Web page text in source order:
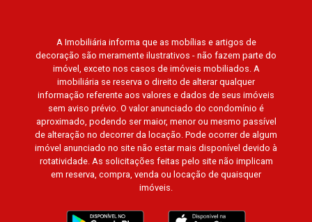
A Imobiliária informa que as mobílias e artigos de
decoração são meramente ilustrativos - não fazem parte do
imóvel, exceto nos casos de imóveis mobiliados. A
imobiliária se reserva o direito de alterar qualquer
informação referente aos valores e dados de seus imóveis
sem aviso prévio. O valor anunciado do condomínio é
aproximado, podendo ser maior, menor ou mesmo passível
de alteração no decorrer da locação. Pode ocorrer de algum
imóvel anunciado no site não estar mais disponível devido à
rotatividade. As solicitações feitas pelo site não implicam
em reserva, compra, venda ou locação de quaisquer
imóveis.